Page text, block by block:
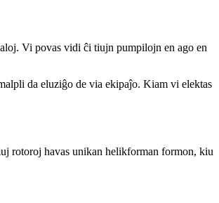
Vi povas vidi ĉi tiujn pumpilojn en ago en
da eluziĝo de via ekipaĵo. Kiam vi elektas
rotoroj havas unikan helikforman formon, kiu